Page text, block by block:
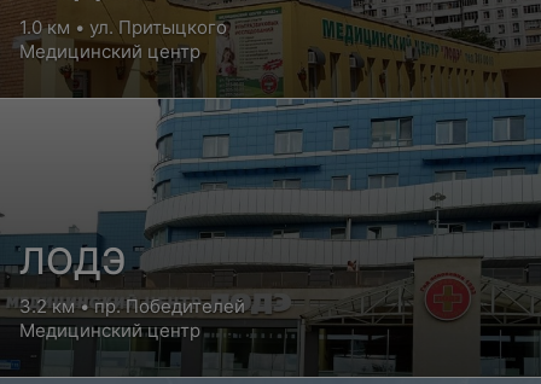
1.0 км • ул. Притыцкого
Медицинский центр
ЛОДЭ
3.2 км • пр. Победителей
Медицинский центр